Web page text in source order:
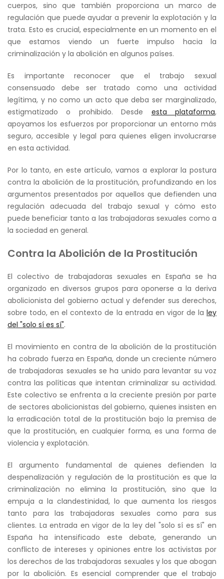
cuerpos, sino que también proporciona un marco de
regulación que puede ayudar a prevenir la explotación y la
trata. Esto es crucial, especialmente en un momento en el
que estamos viendo un fuerte impulso hacia la
criminalización y la abolición en algunos países.
Es importante reconocer que el trabajo sexual
consensuado debe ser tratado como una actividad
legítima, y no como un acto que deba ser marginalizado,
estigmatizado o prohibido. Desde esta plataforma,
apoyamos los esfuerzos por proporcionar un entorno más
seguro, accesible y legal para quienes eligen involucrarse
en esta actividad.
Por lo tanto, en este artículo, vamos a explorar la postura
contra la abolición de la prostitución, profundizando en los
argumentos presentados por aquellos que defienden una
regulación adecuada del trabajo sexual y cómo esto
puede beneficiar tanto a las trabajadoras sexuales como a
la sociedad en general.
Contra la Abolición de la Prostitución
El colectivo de trabajadoras sexuales en España se ha
organizado en diversos grupos para oponerse a la deriva
abolicionista del gobierno actual y defender sus derechos,
sobre todo, en el contexto de la entrada en vigor de la ley
del "solo sí es sí".
El movimiento en contra de la abolición de la prostitución
ha cobrado fuerza en España, donde un creciente número
de trabajadoras sexuales se ha unido para levantar su voz
contra las políticas que intentan criminalizar su actividad.
Este colectivo se enfrenta a la creciente presión por parte
de sectores abolicionistas del gobierno, quienes insisten en
la erradicación total de la prostitución bajo la premisa de
que la prostitución, en cualquier forma, es una forma de
violencia y explotación.
El argumento fundamental de quienes defienden la
despenalización y regulación de la prostitución es que la
criminalización no elimina la prostitución, sino que la
empuja a la clandestinidad, lo que aumenta los riesgos
tanto para las trabajadoras sexuales como para sus
clientes. La entrada en vigor de la ley del "solo sí es sí" en
España ha intensificado este debate, generando un
conflicto de intereses y opiniones entre los activistas por
los derechos de las trabajadoras sexuales y los que abogan
por la abolición. Es esencial comprender que el trabajo